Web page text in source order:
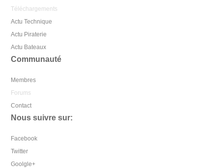
Téléchargements
Actu Technique
Actu Piraterie
Actu Bateaux
Communauté
Membres
Forums
Contact
Nous suivre sur:
Facebook
Twitter
Goolgle+